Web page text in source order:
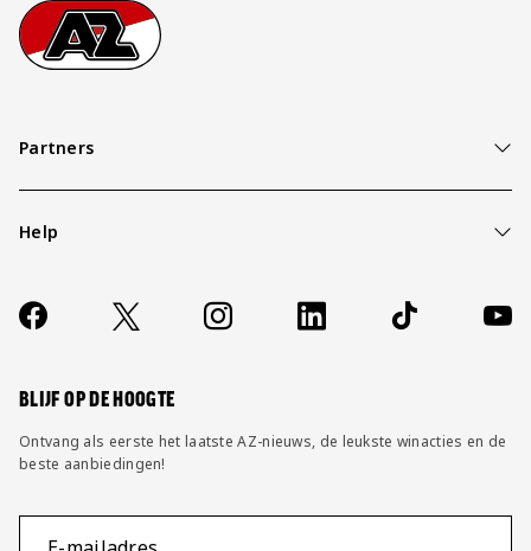
Footer
Ga naar onze homepage
Partners
Help
Contact
FAQ
Socials
https://www.facebook.com/AZAlkmaar
X Instagram LinkedIn TikTok
BLIJF OP DE HOOGTE
Ontvang als eerste het laatste AZ-nieuws, de leukste winacties en de
beste aanbiedingen!